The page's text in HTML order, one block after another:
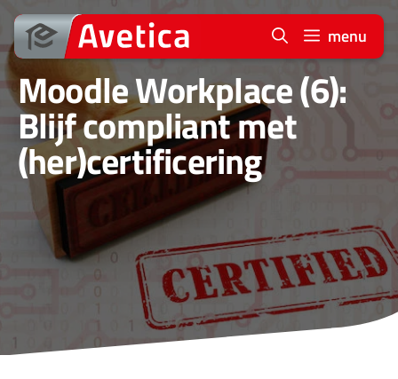
Ga
naar
de
inhoud
menu
Moodle Workplace (6):
Blijf compliant met
(her)certificering